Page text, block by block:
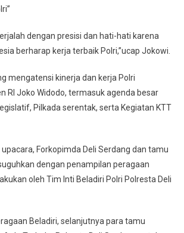
dengan presisi dan hati-hati karena
berharap kerja terbaik Polri,”ucap Jokowi.
mengatensi kinerja dan kerja Polri
RI Joko Widodo, termasuk agenda besar
Pilkada serentak, serta Kegiatan KTT
Forkopimda Deli Serdang dan tamu
dengan penampilan peragaan
oleh Tim Inti Beladiri Polri Polresta Deli
Beladiri, selanjutnya para tamu